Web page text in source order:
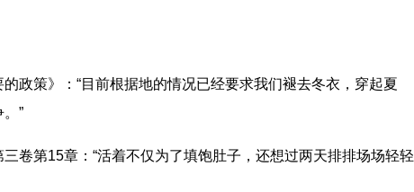
政策》：“目前根据地的情况已经要求我们褪去冬衣，穿起夏
”
卷第15章：“活着不仅为了填饱肚子，还想过两天排排场场轻轻